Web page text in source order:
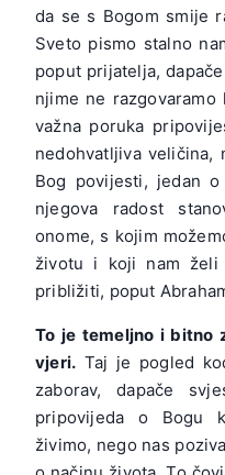
da se s Bogom smije
Sveto pismo stalno
poput prijatelja,
njime ne
važna poruka
nedohvatljiva veličina,
Bog povijesti, jedan
njegova radost
onome, s kojim
životu i koji nam
približiti, poput
To je temeljno i bitno
vjeri. Taj je pogled
zaborav, dapače
pripovijeda o Bogu
živimo, nego nas